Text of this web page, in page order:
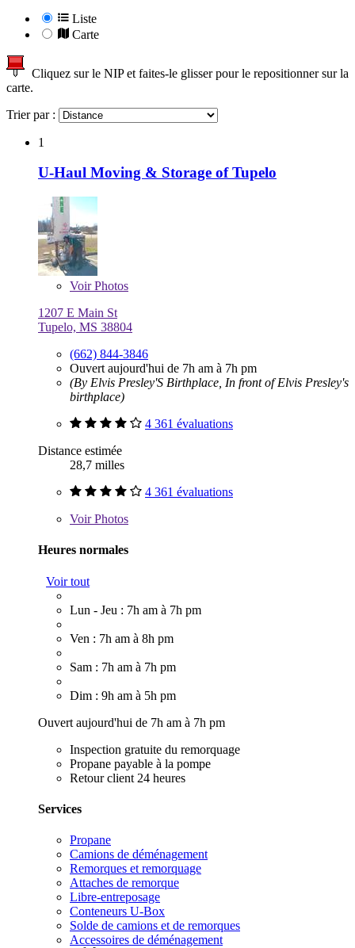
Liste
Carte
Cliquez sur le NIP et faites-le glisser pour le repositionner sur la
carte.
Trier par :
1
U-Haul Moving & Storage of Tupelo
VoirPhotos
1207 E Main St
Tupelo, MS 38804
(662) 844-3846
Ouvert aujourd'hui de 7h am à 7h pm
(By Elvis Presley'S Birthplace, In front of Elvis Presley's
birthplace)
4 361 évaluations
Distance estimée
28,7 milles
4 361 évaluations
VoirPhotos
Heures normales
Voir tout
Lun - Jeu : 7h am à 7h pm
Ven : 7h am à 8h pm
Sam : 7h am à 7h pm
Dim : 9h am à 5h pm
Ouvert aujourd'hui de 7h am à 7h pm
Inspection gratuite du remorquage
Propane payable à la pompe
Retour client 24 heures
Services
Propane
Camions de déménagement
Remorques et remorquage
Attaches de remorque
Libre-entreposage
Conteneurs U-Box
Solde de camions et de remorques
Accessoires de déménagement